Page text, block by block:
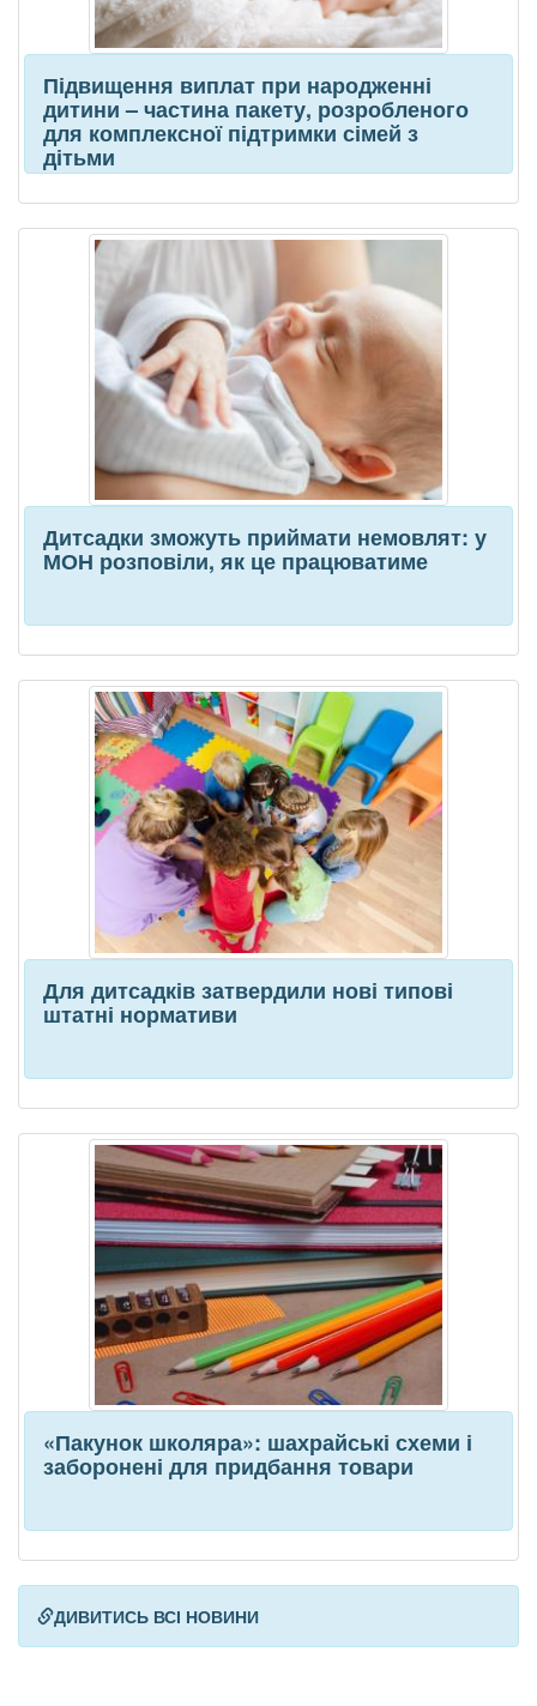
Підвищення виплат при народженні
дитини – частина пакету, розробленого
для комплексної підтримки сімей з
дітьми
Дитсадки зможуть приймати немовлят: у
МОН розповіли, як це працюватиме
Для дитсадків затвердили нові типові
штатні нормативи
«Пакунок школяра»: шахрайські схеми і
заборонені для придбання товари
ДИВИТИСЬ ВСІ НОВИНИ